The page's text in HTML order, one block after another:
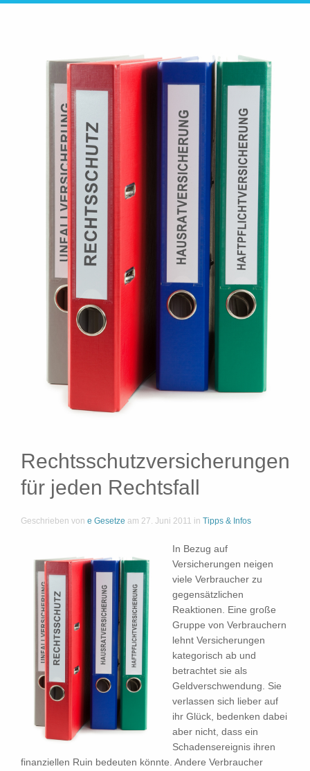
Rechtsschutzversicherungen
für jeden Rechtsfall
Geschrieben von e Gesetze am 27. Juni 2011 in Tipps & Infos
In Bezug auf
Versicherungen neigen
viele Verbraucher zu
gegensätzlichen
Reaktionen. Eine große
Gruppe von Verbrauchern
lehnt Versicherungen
kategorisch ab und
betrachtet sie als
Geldverschwendung. Sie
verlassen sich lieber auf
ihr Glück, bedenken dabei
aber nicht, dass ein
Schadensereignis ihren
finanziellen Ruin bedeuten könnte. Andere Verbraucher